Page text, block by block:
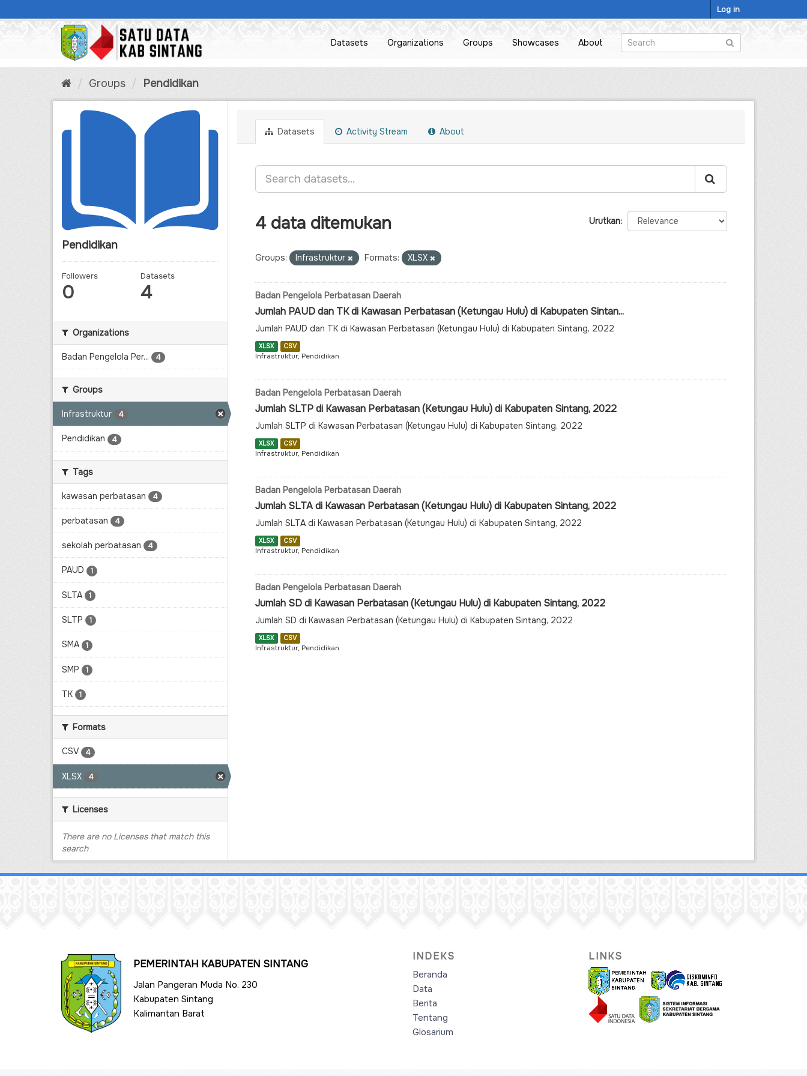
to
Log in
Datasets Organizations Groups Showcases About
Groups Pendidikan
Pendidikan
Followers
0
Datasets
4
Organizations
Badan Pengelola Per... 4
Groups
Infrastruktur 4
Pendidikan 4
Tags
kawasan perbatasan 4
perbatasan 4
sekolah perbatasan 4
PAUD 1
SLTA 1
SLTP 1
SMA 1
SMP 1
TK 1
Formats
CSV 4
XLSX 4
Licenses
There are no Licenses that match this
search
Datasets Activity Stream About
Urutkan
4 data ditemukan
Groups: Infrastruktur Formats: XLSX
Badan Pengelola Perbatasan Daerah
Jumlah PAUD dan TK di Kawasan Perbatasan (Ketungau Hulu) di Kabupaten Sintan...
Jumlah PAUD dan TK di Kawasan Perbatasan (Ketungau Hulu) di Kabupaten Sintang, 2022
XLSX CSV
Infrastruktur, Pendidikan
Badan Pengelola Perbatasan Daerah
Jumlah SLTP di Kawasan Perbatasan (Ketungau Hulu) di Kabupaten Sintang, 2022
Jumlah SLTP di Kawasan Perbatasan (Ketungau Hulu) di Kabupaten Sintang, 2022
XLSX CSV
Infrastruktur, Pendidikan
Badan Pengelola Perbatasan Daerah
Jumlah SLTA di Kawasan Perbatasan (Ketungau Hulu) di Kabupaten Sintang, 2022
Jumlah SLTA di Kawasan Perbatasan (Ketungau Hulu) di Kabupaten Sintang, 2022
XLSX CSV
Infrastruktur, Pendidikan
Badan Pengelola Perbatasan Daerah
Jumlah SD di Kawasan Perbatasan (Ketungau Hulu) di Kabupaten Sintang, 2022
Jumlah SD di Kawasan Perbatasan (Ketungau Hulu) di Kabupaten Sintang, 2022
XLSX CSV
Infrastruktur, Pendidikan
PEMERINTAH KABUPATEN SINTANG
Jalan Pangeran Muda No. 230
Kabupaten Sintang
Kalimantan Barat
INDEKS
Beranda
Data
Berita
Tentang
Glosarium
LINKS